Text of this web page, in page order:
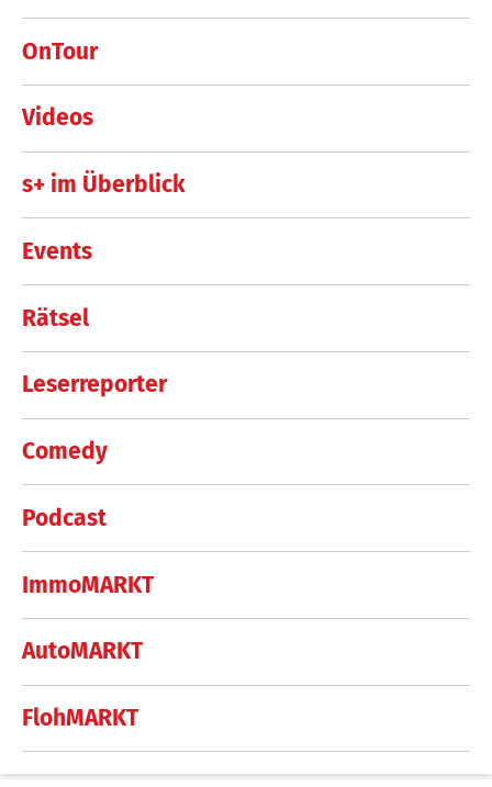
OnTour
Videos
s+ im Überblick
Events
Rätsel
Leserreporter
Comedy
Podcast
ImmoMARKT
AutoMARKT
FlohMARKT